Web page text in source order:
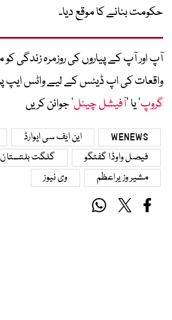
حکومت بنانے کا موقع دیا۔
آپ اور آپ کے پیاروں کی روزمرہ زندگی کو
واقعات کی اپ ڈیٹس کے لیے واٹس ایپ پر
گروپ‘ یا ’آفیشل چینل‘ جوائن کریں
WENEWS این ایف سی ایوارڈ
فیصل واوڈا گفتگو
گلگت
مشیر وزیراعظم
وی نیوز